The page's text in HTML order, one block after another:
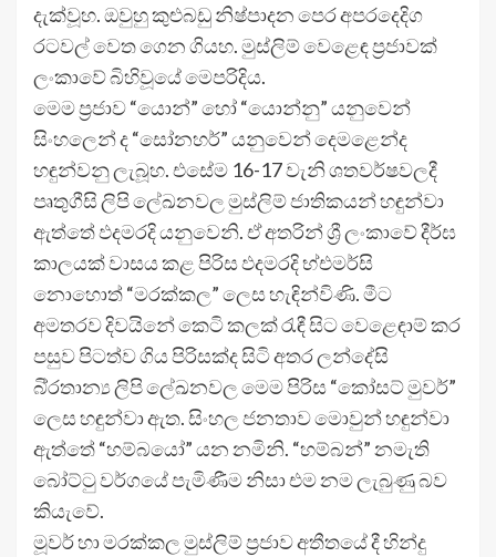
දැක්වූහ. ඔවුහු කුළුබඩු නිෂ්පාදන පෙර අපරදෙදිග
රටවල් වෙත ගෙන ගියහ. මුස්ලිම් වෙළෙඳ ප්‍රජාවක්
ලංකාවේ බිහිවූයේ මෙපරිදිය.
මෙම ප්‍රජාව “යොන්” හෝ “යොන්නු” යනුවෙන්
සිංහලෙන් ද “සෝනහර්” යනුවෙන් දෙමළෙන්ද
හඳුන්වනු ලැබූහ. එසේම 16-17 වැනි ශතවර්ෂවලදී
පෘතුගීසි ලිපි ලේඛනවල මුස්ලිම් ජාතිකයන් හඳුන්වා
ඇත්තේ ඵදමරදි යනුවෙනි. ඒ අතරින් ශ්‍රී ලංකාවේ දීර්ඝ
කාලයක් වාසය කළ පිරිස ඵදමරදි භ්එමර්සි
නොහොත් “මරක්කල” ලෙස හැඳින්විණි. මීට
අමතරව දිවයිනේ කෙටි කලක් රැඳී සිට වෙළෙඳාම් කර
පසුව පිටත්ව ගිය පිරිසක්ද සිටි අතර ලන්දේසි
බි්‍රතාන්‍ය ලිපි ලේඛනවල මෙම පිරිස “කෝසට් මුවර්”
ලෙස හඳුන්වා ඇත. සිංහල ජනතාව මොවුන් හඳුන්වා
ඇත්තේ “හම්බයෝ” යන නමිනි. “හම්බන්” නමැති
බෝට්ටු වර්ගයේ පැමිණීම නිසා එම නම ලැබුණු බව
කියැවේ.
මූවර් හා මරක්කල මුස්ලිම් ප්‍රජාව අතීතයේ දී හින්දු